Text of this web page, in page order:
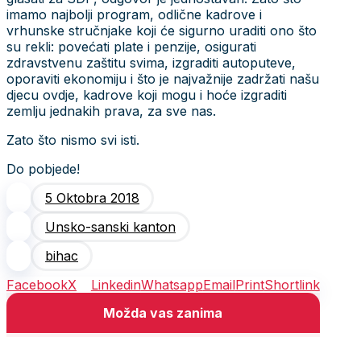
imamo najbolji program, odlične kadrove i
vrhunske stručnjake koji će sigurno uraditi ono što
su rekli: povećati plate i penzije, osigurati
zdravstvenu zaštitu svima, izgraditi autoputeve,
oporaviti ekonomiju i što je najvažnije zadržati našu
djecu ovdje, kadrove koji mogu i hoće izgraditi
zemlju jednakih prava, za sve nas.
Zato što nismo svi isti.
Do pobjede!
5 Oktobra 2018
Unsko-sanski kanton
bihac
FacebookX LinkedinWhatsappEmailPrintShortlink
Možda vas zanima